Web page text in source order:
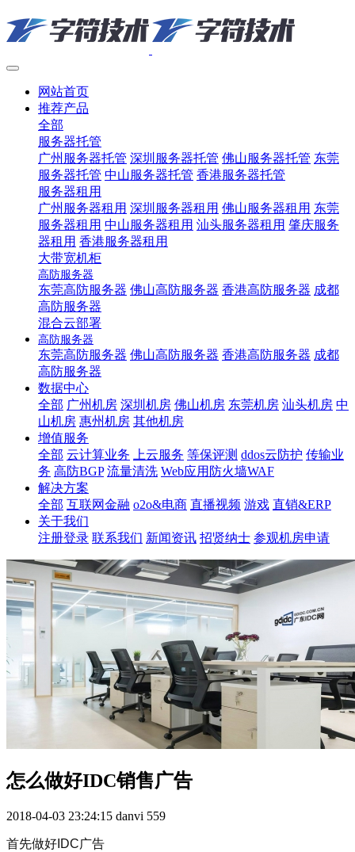
网站首页
推荐产品
全部
服务器托管
广州服务器托管 深圳服务器托管 佛山服务器托管 东莞
服务器托管 中山服务器托管 香港服务器托管
服务器租用
广州服务器租用 深圳服务器租用 佛山服务器租用 东莞
服务器租用 中山服务器租用 汕头服务器租用 肇庆服务
器租用 香港服务器租用
大带宽机柜
高防服务器
东莞高防服务器 佛山高防服务器 香港高防服务器 成都
高防服务器
混合云部署
高防服务器
东莞高防服务器 佛山高防服务器 香港高防服务器 成都
高防服务器
数据中心
全部 广州机房 深圳机房 佛山机房 东莞机房 汕头机房 中
山机房 惠州机房 其他机房
增值服务
全部 云计算业务 上云服务 等保评测 ddos云防护 传输业
务 高防BGP 流量清洗 Web应用防火墙WAF
解决方案
全部 互联网金融 o2o&电商 直播视频 游戏 直销&ERP
关于我们
注册登录 联系我们 新闻资讯 招贤纳士 参观机房申请
怎么做好IDC销售广告
2018-04-03 23:24:15 danvi 559
首先做好IDC广告